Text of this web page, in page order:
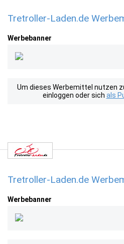
Tretroller-Laden.de
Werbebanner
Um dieses Werbemittel nutzen
einloggen oder sich als
Tretroller-Laden.de
Werbebanner